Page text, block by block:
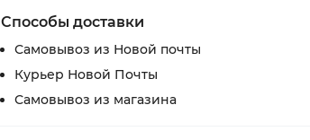
Способы доставки
Самовывоз из Новой почты
Курьер Новой Почты
Самовывоз из магазина